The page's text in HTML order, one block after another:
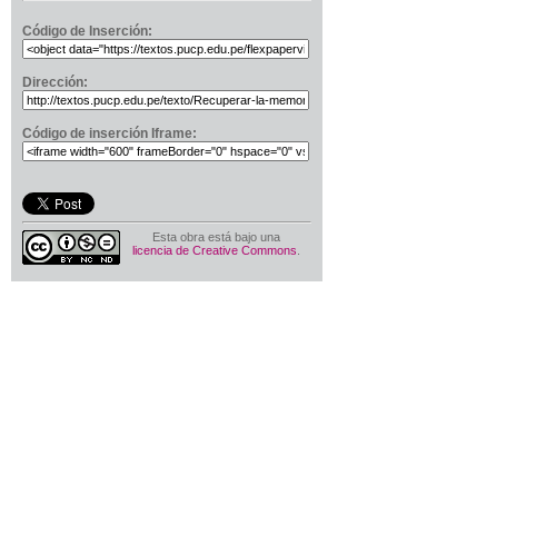
Código de Inserción:
Dirección:
Código de inserción Iframe:
Esta obra está bajo una
licencia de Creative Commons